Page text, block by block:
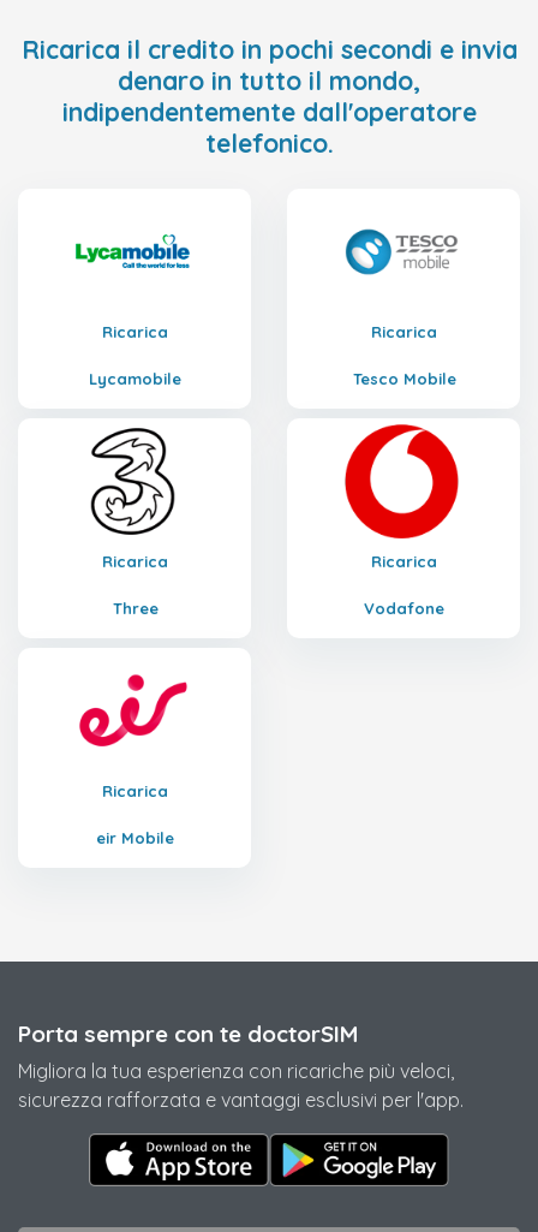
Ricarica il credito in pochi secondi e invia
denaro in tutto il mondo,
indipendentemente dall'operatore
telefonico.
Ricarica
Lycamobile
Ricarica
Tesco Mobile
Ricarica
Three
Ricarica
Vodafone
Ricarica
eir Mobile
Porta sempre con te doctorSIM
Migliora la tua esperienza con ricariche più veloci,
sicurezza rafforzata e vantaggi esclusivi per l'app.